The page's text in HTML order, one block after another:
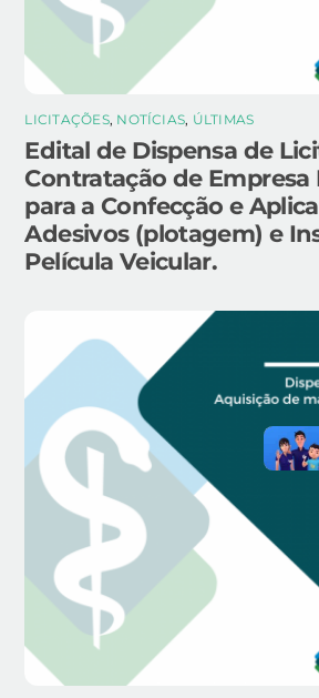
LICITAÇÕES, NOTÍCIAS, ÚLTIMAS
Edital de Dispensa de
Contratação de Empresa
para a Confecção e
Adesivos (plotagem) e
Película Veicular.